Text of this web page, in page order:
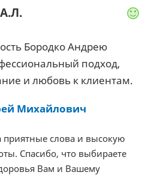
Бородко Андрею
подход,
и любовь к клиентам.
Михайлович
приятные слова и высокую
Спасибо, что выбираете
Вам и Вашему